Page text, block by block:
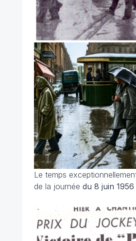
Le temps
de la journée du 8 juin 1956